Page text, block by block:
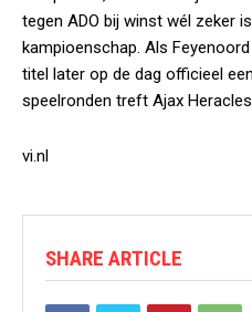
tegen ADO bij winst wél zeker
kampioenschap. Als
titel later op de dag officieel
speelronden treft Ajax
vi.nl
SHARE ARTICLE